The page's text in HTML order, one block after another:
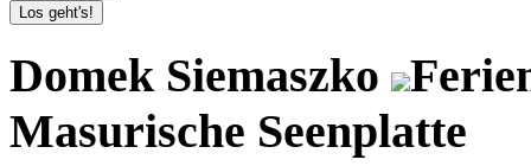
Los geht's!
Domek Siemaszko
Masurische Seenplatte